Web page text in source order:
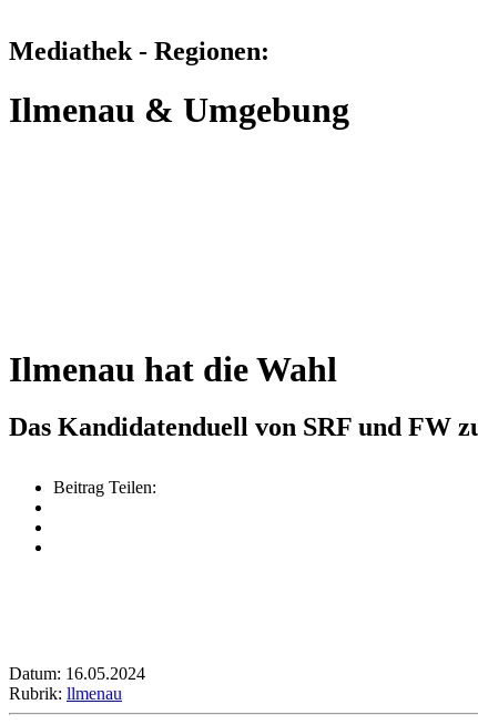
Mediathek - Regionen:
Ilmenau & Umgebung
Ilmenau hat die Wahl
Das Kandidatenduell von SRF und FW
Beitrag Teilen:
Datum: 16.05.2024
Rubrik: llmenau